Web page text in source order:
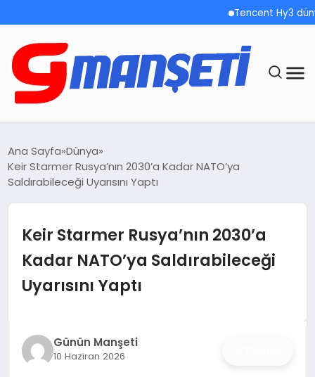
Tencent Hy3 dünya
DEMOLAR
OYUN
ANA DEMO
Ana Sayfa Dünya
Keir Starmer Rusya’nın 2030’a Kadar NATO’ya
Saldırabileceği Uyarısını Yaptı
Keir Starmer Rusya’nın 2030’a
Kadar NATO’ya Saldırabileceği
Uyarısını Yaptı
Günün Manşeti
10 Haziran 2026